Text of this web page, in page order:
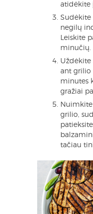
atidėkite
Sudėkite
negilų
Leiskite
minučių.
Uždėkite
ant grilio
minutes
gražiai
grilio,
tačiau